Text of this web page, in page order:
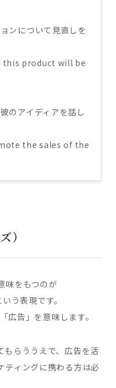
ンについて見直しを
product will be
のアイディアを話し
the sales of the
）
味をもつのが
う表現です。
告」を意味します。
もらううえで、広告を活
ティングに携わる方は必